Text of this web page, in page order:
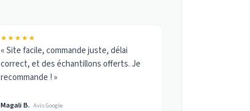
★★★★★
« Site facile, commande juste, délai
correct, et des échantillons offerts. Je
recommande ! »
Magali B. Avis Google